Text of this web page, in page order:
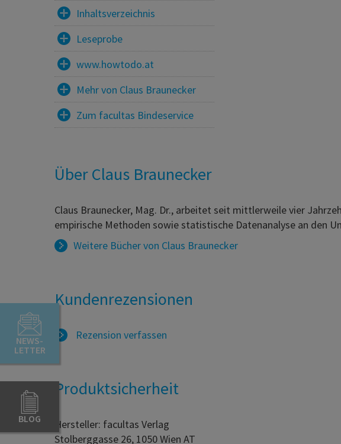
NEWS-
LETTER
BLOG
Inhaltsverzeichnis
Leseprobe
www.howtodo.at
Mehr von Claus Braunecker
Zum facultas Bindeservice
Über Claus Braunecker
Claus Braunecker, Mag. Dr., arbeitet seit mittlerweile vier
empirische Methoden sowie statistische Datenanalyse an den
Weitere Bücher von Claus Braunecker
Kundenrezensionen
Rezension verfassen
Produktsicherheit
Hersteller: facultas Verlag
Stolberggasse 26, 1050 Wien AT